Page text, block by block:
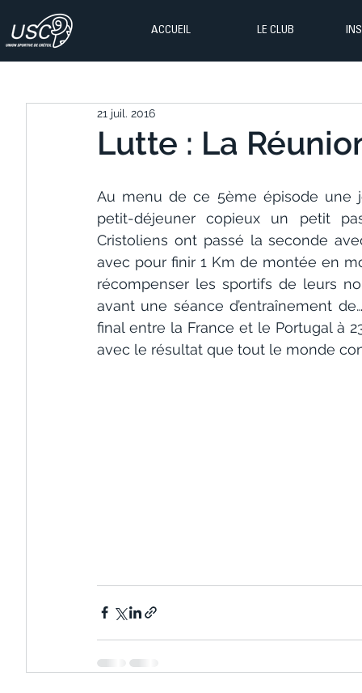
ACCUEIL LE CLUB
Lutte : La
21 juil. 2016
Au menu de ce 5ème épisode une
petit-déjeuner copieux un petit
Cristoliens ont passé la seconde
avec pour finir 1 Km de montée en
récompenser les sportifs de leurs
avant une séance d’entraînement
final entre la France et le Portugal à
avec le résultat que tout le monde